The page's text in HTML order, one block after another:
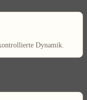
Dynamik.